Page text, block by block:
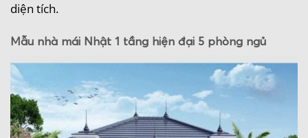
diện tích.
Mẫu nhà mái Nhật 1 tầng hiện đại 5 phòng ngủ